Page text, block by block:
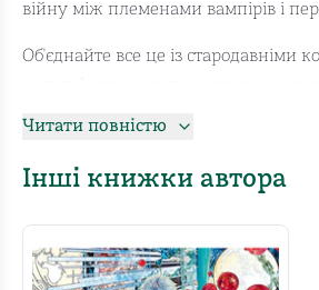
війну між племенами вампірів і
Об'єднайте все це із стародавніми
любовним трикутником, і ви
легенди про героїв з нищівною
На межі повсякденного життя
настільки ж захоплюючий,
Читати повністю
Інші книжки автора